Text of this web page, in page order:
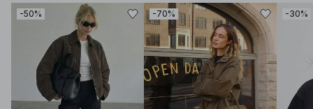
-50% -70% -30%